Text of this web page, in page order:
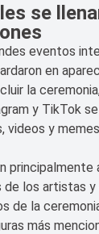
se
eventos
en
la
y TikTok
y
principalmente
los artistas y
de la
más